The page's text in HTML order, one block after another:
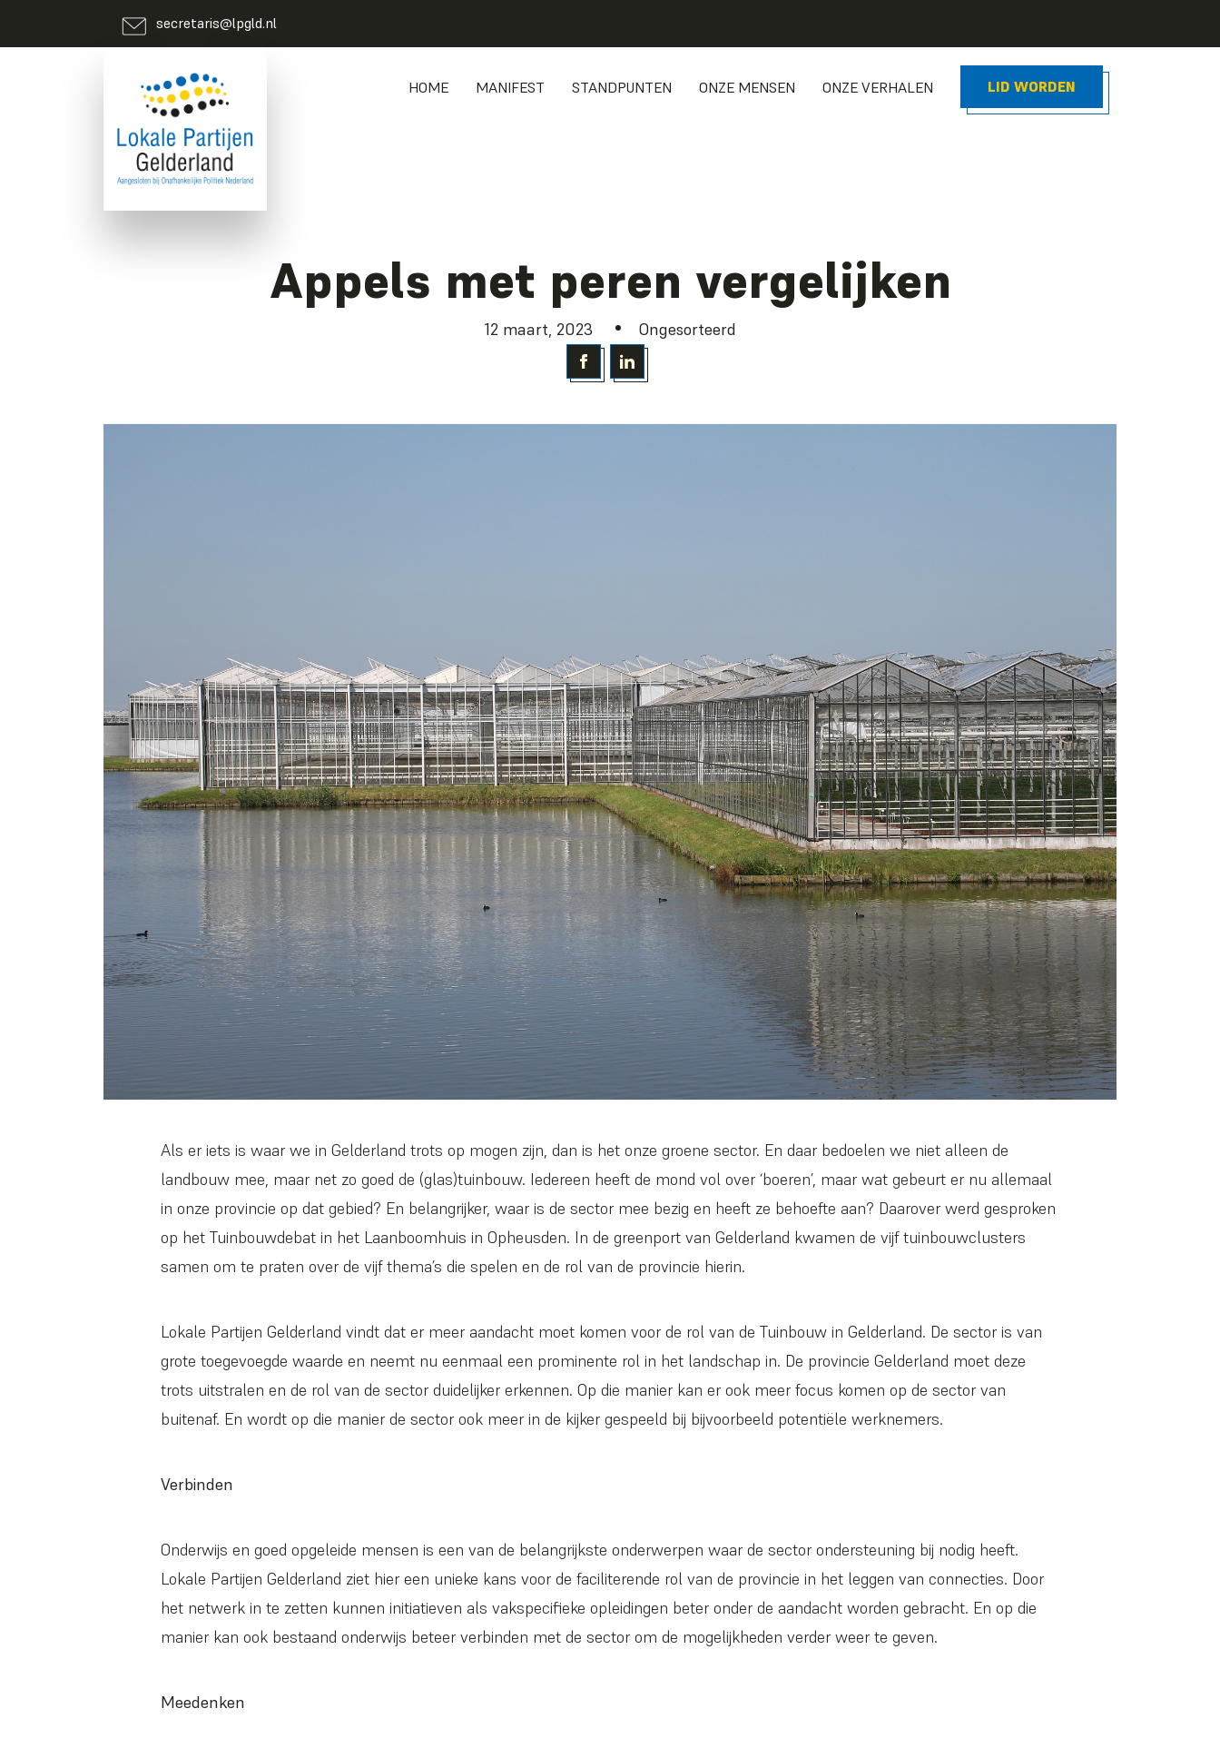
secretaris@lpgld.nl
HOME MANIFEST STANDPUNTEN ONZE MENSEN ONZE VERHALEN LID WORDEN
Appels met peren vergelijken
12 maart, 2023 Ongesorteerd
Als er iets is waar we in Gelderland trots op mogen zijn, dan is het onze groene sector. En daar bedoelen we niet alleen de
landbouw mee, maar net zo goed de (glas)tuinbouw. Iedereen heeft de mond vol over ‘boeren’, maar wat gebeurt er nu allemaal
in onze provincie op dat gebied? En belangrijker, waar is de sector mee bezig en heeft ze behoefte aan? Daarover werd gesproken
op het Tuinbouwdebat in het Laanboomhuis in Opheusden. In de greenport van Gelderland kwamen de vijf tuinbouwclusters
samen om te praten over de vijf thema’s die spelen en de rol van de provincie hierin.
Lokale Partijen Gelderland vindt dat er meer aandacht moet komen voor de rol van de Tuinbouw in Gelderland. De sector is van
grote toegevoegde waarde en neemt nu eenmaal een prominente rol in het landschap in. De provincie Gelderland moet deze
trots uitstralen en de rol van de sector duidelijker erkennen. Op die manier kan er ook meer focus komen op de sector van
buitenaf. En wordt op die manier de sector ook meer in de kijker gespeeld bij bijvoorbeeld potentiële werknemers.
Verbinden
Onderwijs en goed opgeleide mensen is een van de belangrijkste onderwerpen waar de sector ondersteuning bij nodig heeft.
Lokale Partijen Gelderland ziet hier een unieke kans voor de faciliterende rol van de provincie in het leggen van connecties. Door
het netwerk in te zetten kunnen initiatieven als vakspecifieke opleidingen beter onder de aandacht worden gebracht. En op die
manier kan ook bestaand onderwijs beteer verbinden met de sector om de mogelijkheden verder weer te geven.
Meedenken